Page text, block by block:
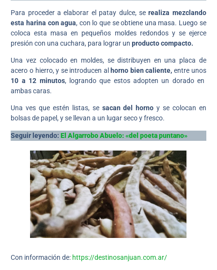
Para proceder a elaborar el patay dulce, serealiza mezclando
esta harina con agua, con lo que se obtiene una masa. Luego se
coloca esta masa en pequeños moldes redondos y se ejerce
presión con una cuchara, para lograr unproducto compacto.
Una vez colocado en moldes, se distribuyen en una placa de
acero o hierro, y se introducen al horno bien caliente, entre unos
10 a 12 minutos, logrando que estos adopten un dorado en
ambas caras.
Una ves que estén listas, se sacan del horno y se colocan en
bolsas de papel, y se llevan a un lugar seco y fresco.
Seguir leyendo:El Algarrobo Abuelo: «del poeta puntano»
Con información de: https://destinosanjuan.com.ar/